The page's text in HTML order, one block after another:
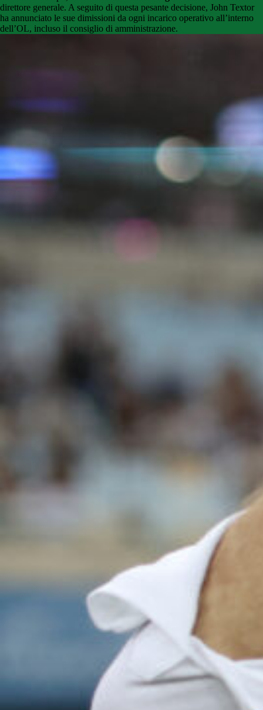
direttore generale. A seguito di questa pesante decisione, John Textor
ha annunciato le sue dimissioni da ogni incarico operativo all’interno
dell’OL, incluso il consiglio di amministrazione.